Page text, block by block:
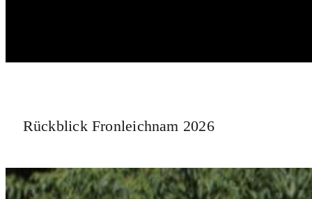
Rückblick Fronleichnam 2026